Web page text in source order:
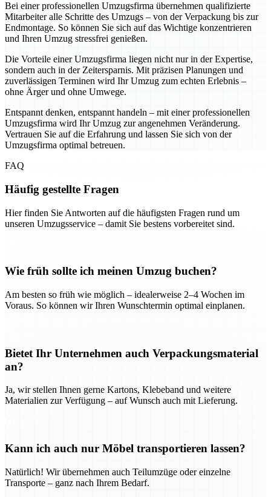
Bei einer professionellen Umzugsfirma übernehmen qualifizierte
Mitarbeiter alle Schritte des Umzugs – von der Verpackung bis zur
Endmontage. So können Sie sich auf das Wichtige konzentrieren
und Ihren Umzug stressfrei genießen.
Die Vorteile einer Umzugsfirma liegen nicht nur in der Expertise,
sondern auch in der Zeitersparnis. Mit präzisen Planungen und
zuverlässigen Terminen wird Ihr Umzug zum echten Erlebnis –
ohne Ärger und ohne Umwege.
Entspannt denken, entspannt handeln – mit einer professionellen
Umzugsfirma wird Ihr Umzug zur angenehmen Veränderung.
Vertrauen Sie auf die Erfahrung und lassen Sie sich von der
Umzugsfirma optimal betreuen.
FAQ
Häufig gestellte Fragen
Hier finden Sie Antworten auf die häufigsten Fragen rund um
unseren Umzugsservice – damit Sie bestens vorbereitet sind.
Wie früh sollte ich meinen Umzug buchen?
Am besten so früh wie möglich – idealerweise 2–4 Wochen im
Voraus. So können wir Ihren Wunschtermin optimal einplanen.
Bietet Ihr Unternehmen auch Verpackungsmaterial
an?
Ja, wir stellen Ihnen gerne Kartons, Klebeband und weitere
Materialien zur Verfügung – auf Wunsch auch mit Lieferung.
Kann ich auch nur Möbel transportieren lassen?
Natürlich! Wir übernehmen auch Teilumzüge oder einzelne
Transporte – ganz nach Ihrem Bedarf.